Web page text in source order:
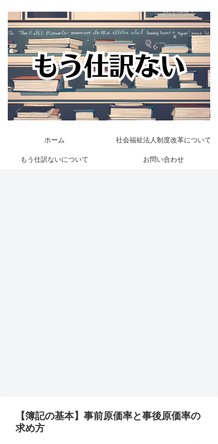
ホーム 社会福祉法人制度改革について
もう仕訳ないについて お問い合わせ
【簿記の基本】事前原価率と事後原価率の
求め方